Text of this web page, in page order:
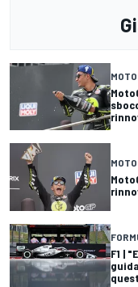
F1 |